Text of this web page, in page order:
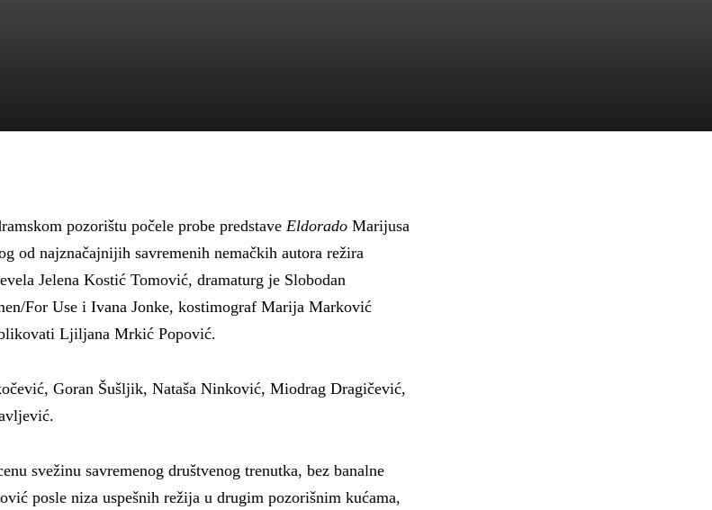
pozorištu počele probe predstave Eldorado Marijusa
od najznačajnijih savremenih nemačkih autora režira
Jelena Kostić Tomović, dramaturg je Slobodan
For Use i Ivana Jonke, kostimograf Marija Marković
Ljiljana Mrkić Popović.
Goran Šušljik, Nataša Ninković, Miodrag Dragičević,
svežinu savremenog društvenog trenutka, bez banalne
posle niza uspešnih režija u drugim pozorišnim kućama,